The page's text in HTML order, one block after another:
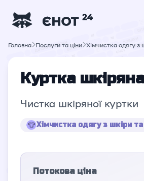
Головна Послуги та ціни Хімчистка одягу з
Куртка шкіряна
Чистка шкіряної куртки
Хімчистка одягу з шкіри
Потокова ціна